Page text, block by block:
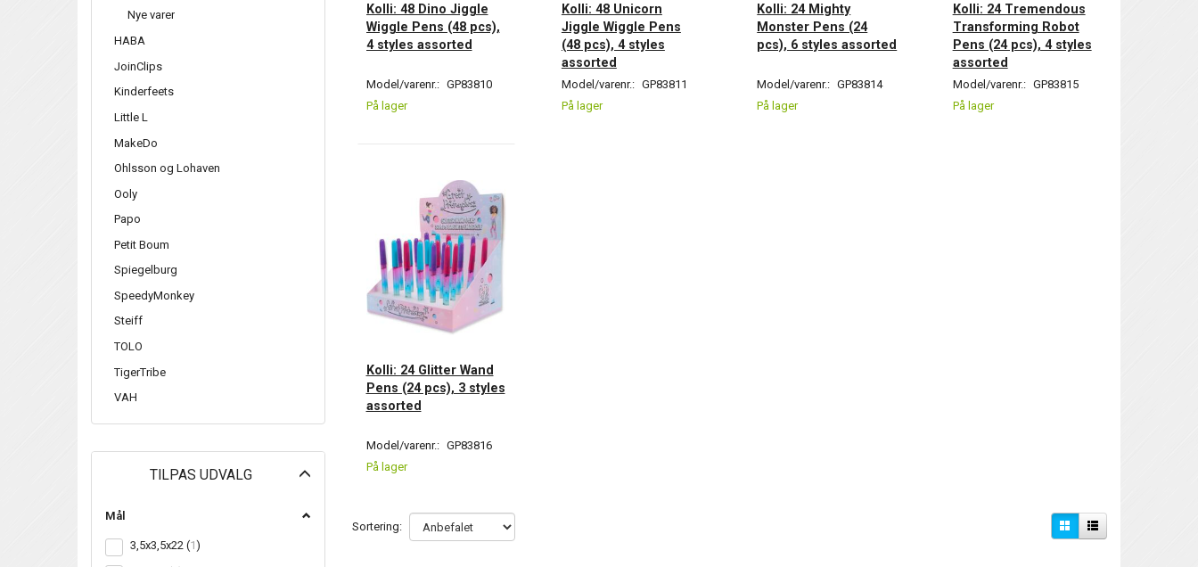
Nye varer
HABA
JoinClips
Kinderfeets
Little L
MakeDo
Ohlsson og Lohaven
Ooly
Papo
Petit Boum
Spiegelburg
SpeedyMonkey
Steiff
TOLO
TigerTribe
VAH
TILPAS UDVALG
Mål
3,5x3,5x22 (1)
Kolli: 48 Dino Jiggle
Wiggle Pens (48 pcs),
4 styles assorted
Model/varenr.: GP83810
På lager
Kolli: 48 Unicorn
Jiggle Wiggle Pens
(48 pcs), 4 styles
assorted
Model/varenr.: GP83811
På lager
Kolli: 24 Mighty
Monster Pens (24
pcs), 6 styles assorted
Model/varenr.: GP83814
På lager
Kolli: 24 Tremendous
Transforming Robot
Pens (24 pcs), 4 styles
assorted
Model/varenr.: GP83815
På lager
Kolli: 24 Glitter Wand
Pens (24 pcs), 3 styles
assorted
Model/varenr.: GP83816
På lager
Sortering: